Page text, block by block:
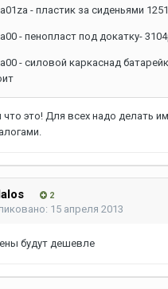
- пластик за сиденьями
- пенопласт под докатку-
- силовой каркаснад
что это! Для всех надо делать
2
15 апреля 2013
будут дешевле